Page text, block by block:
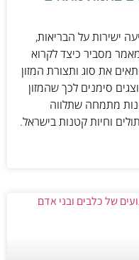
ישירות על הבריאות,
מסביר כיצד לקרוא
את סוג ותצורת המזון
סימנים לכך שהמזון
מתמחה שתלווה
וחיות קטנות בישראל.